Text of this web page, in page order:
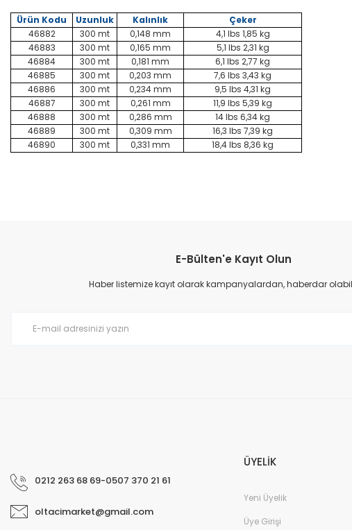
Ürün Kodu Uzunluk Kalınlık
Çeker
46882
300 mt 0,148 mm
4,1 lbs 1,85 kg
46883
300 mt 0,165 mm
5,1 lbs 2,31 kg
46884
300 mt 0,181 mm
6,1 lbs 2,77 kg
46885
300 mt 0,203 mm
7,6 lbs 3,43 kg
46886
300 mt 0,234 mm
9,5 lbs 4,31 kg
46887
300 mt 0,261 mm
11,9 lbs 5,39 kg
46888
300 mt 0,286 mm
14 lbs 6,34 kg
46889
300 mt 0,309 mm
16,3 lbs 7,39 kg
46890
300 mt 0,331 mm 18,4 lbs 8,36 kg
Ürün resmi kalitesiz, bozuk veya görüntülenemiyor.
Ürün açıklamasında eksik bilgiler bulunuyor.
E-Bülten'e Kayıt Olun
Haber listemize kayıt olarak kampanyalardan, haberdar
0212 263 68 69-0507 370 21 61
oltacimarket@gmail.com
ÜYELİK
Yeni Üyelik
Üye Girişi